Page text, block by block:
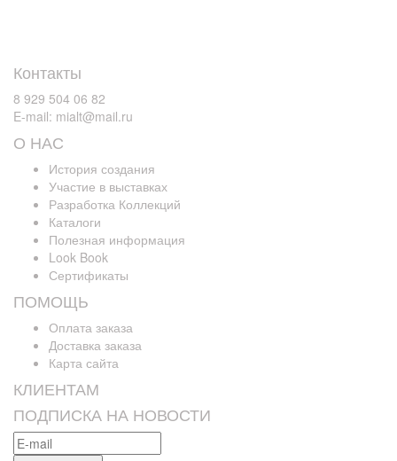
Контакты
8 929 504 06 82
E-mail: mialt@mail.ru
О НАС
История создания
Участие в выставках
Разработка Коллекций
Каталоги
Полезная информация
Look Book
Сертификаты
ПОМОЩЬ
Оплата заказа
Доставка заказа
Карта сайта
КЛИЕНТАМ
ПОДПИСКА НА НОВОСТИ